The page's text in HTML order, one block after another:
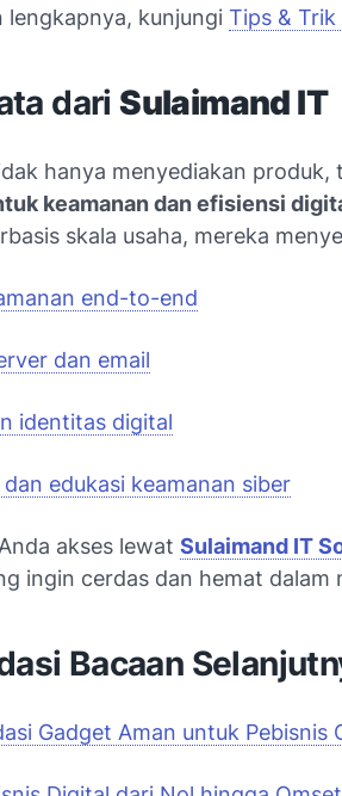
lengkapnya, kunjungi Tips & Trik
dariSulaimand IT
hanya menyediakan produk,
keamanan dan efisiensi
skala usaha, mereka
end-to-end
dan email
identitas digital
edukasi keamanan siber
akses lewat Sulaimand IT
ingin cerdas dan hemat dalam
Bacaan
Gadget Aman untuk Pebisnis